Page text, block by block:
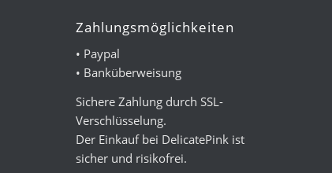
Zahlungsmöglichkeiten
• Paypal
• Banküberweisung
Sichere Zahlung durch SSL-
Verschlüsselung.
Der Einkauf bei DelicatePink ist
sicher und risikofrei.